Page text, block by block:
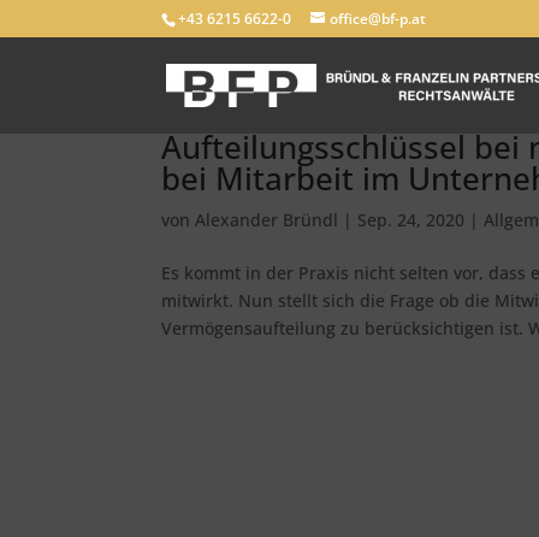
+43 6215 6622-0 office@bf-p.at
Aufteilungsschlüssel bei
bei Mitarbeit im
vonAlexander Bründl | Sep. 24, 2020 |
Es kommt in der Praxis nicht selten vor, dass
mitwirkt. Nun stellt sich die Frage ob die
Vermögensaufteilung zu berücksichtigen ist.